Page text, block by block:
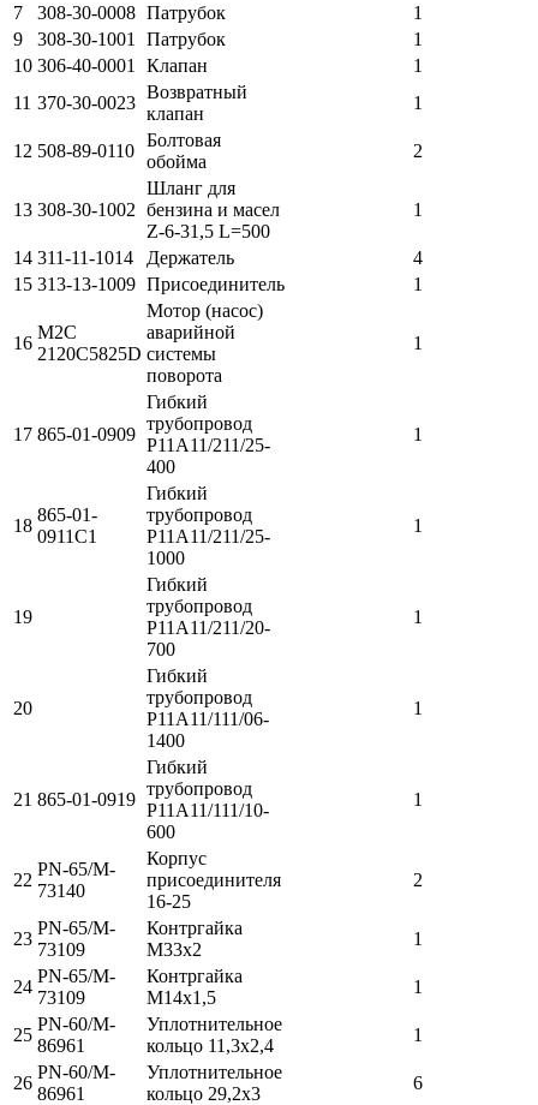
7
308-30-0008 Патрубок
1
9
308-30-1001 Патрубок
1
10 306-40-0001 Клапан
1
11 370-30-0023
Возвратный
клапан
1
12 508-89-0110
Болтовая
обойма
2
13 308-30-1002
Шланг для
бензина и масел
Z-6-31,5 L=500
1
14 311-11-1014 Держатель
4
15 313-13-1009 Присоединитель 1
16
M2C
2120C5825D
Мотор (насос)
аварийной
системы
поворота
1
17 865-01-0909
Гибкий
трубопровод
Р11А11/211/25-
400
1
18
865-01-
0911С1
Гибкий
трубопровод
Р11А11/211/25-
1000
1
19
Гибкий
трубопровод
Р11А11/211/20-
700
1
20
Гибкий
трубопровод
Р11А11/111/06-
1400
1
21 865-01-0919
Гибкий
трубопровод
Р11А11/111/10-
600
1
22
PN-65/M-
73140
Корпус
присоединителя
16-25
2
23
PN-65/M-
73109
Контргайка
М33х2
1
24
PN-65/M-
73109
Контргайка
М14х1,5
1
25
PN-60/M-
86961
Уплотнительное
кольцо 11,3x2,4
1
26
PN-60/M-
86961
Уплотнительное
кольцо 29,2x3
6